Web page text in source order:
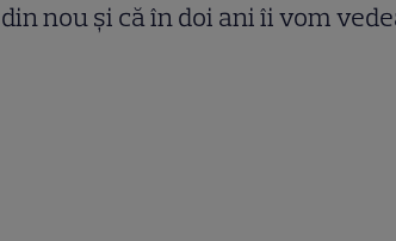
din nou și că în doi ani îi vom